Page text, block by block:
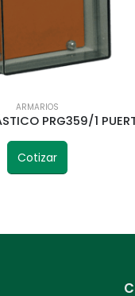
ARMARIOS
Cotizar